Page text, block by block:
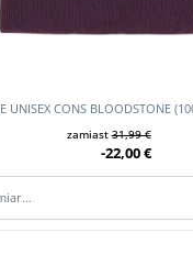
UNISEX CONS BLOODSTONE
zamiast31,99 €
-22,00 €